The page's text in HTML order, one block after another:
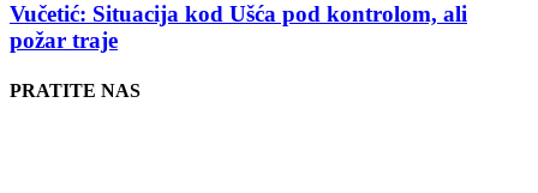
Vučetić: Situacija kod Ušća pod kontrolom, ali
požar traje
PRATITE NAS